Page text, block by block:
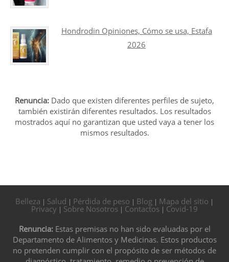
Hondrodin Opiniones, Cómo se usa, Estafa
2026
Renuncia: Dado que existen diferentes perfiles de sujeto,
también existirán diferentes resultados. Los resultados
mostrados aquí no garantizan que usted vaya a tener los
mismos resultados.
Belleza | Salud | Pérdida de peso | Blog | Mapa del sitio |
Privacy | Sobre Nosotros | Contactos | Covid-19
Renuncia:Estas premisas no han sido evaluadas por el
Departamento de Alimentos y Medicinas. Estos productos
no pretenden cumplir con el propósito de ser métodos de